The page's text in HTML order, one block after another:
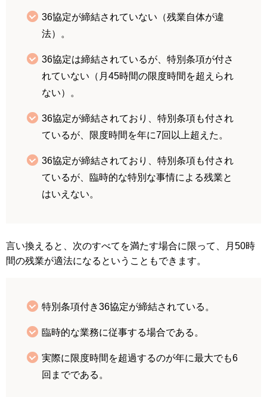
36協定が締結されていない（残業自体が違
法）。
36協定は締結されているが、特別条項が付さ
れていない（月45時間の限度時間を超えられ
ない）。
36協定が締結されており、特別条項も付され
ているが、限度時間を年に7回以上超えた。
36協定が締結されており、特別条項も付され
ているが、臨時的な特別な事情による残業と
はいえない。
言い換えると、次のすべてを満たす場合に限って、月50時
間の残業が適法になるということもできます。
特別条項付き36協定が締結されている。
臨時的な業務に従事する場合である。
実際に限度時間を超過するのが年に最大でも6
回までである。